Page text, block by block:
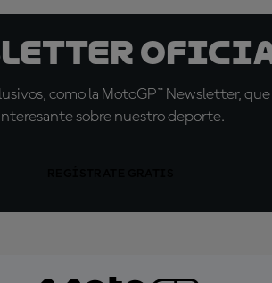
oficial
como la MotoGP™ Newsletter,
sobre nuestro deporte.